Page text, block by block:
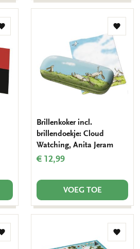
Toevoegen
verlanglijst
Brillenkoker incl.
brillendoekje: Cloud
Watching, Anita Jeram
€ 12,99
VOEG TOE
Toevoegen